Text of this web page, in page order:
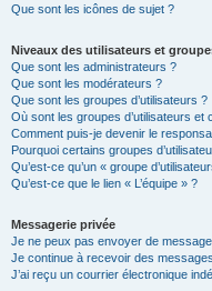
Que sont les icônes de sujet ?
Niveaux des utilisateurs et
Que sont les administrateurs ?
Que sont les modérateurs ?
Que sont les groupes d’utilisateurs ?
Où sont les groupes d’utilisateurs et
Comment puis-je devenir le
Pourquoi certains groupes
Qu’est-ce qu’un « groupe
Qu’est-ce que le lien « L’équipe » ?
Messagerie privée
Je ne peux pas envoyer de
Je continue à recevoir des
J’ai reçu un courrier électronique